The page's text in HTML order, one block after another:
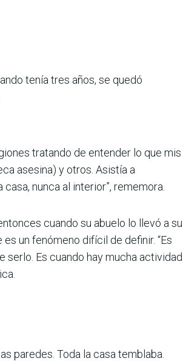
tenía tres años, se quedó
tratando de entender lo que mis
asesina) y otros. Asistía a
nunca al interior”, rememora.
cuando su abuelo lo llevó a su
un fenómeno difícil de definir. “Es
serlo. Es cuando hay mucha actividad
paredes. Toda la casa temblaba.